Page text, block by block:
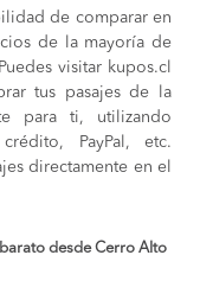
de comparar en
de la mayoría de
visitar kupos.cl
tus pasajes de la
para ti, utilizando
PayPal, etc.
directamente en el
desde Cerro Alto